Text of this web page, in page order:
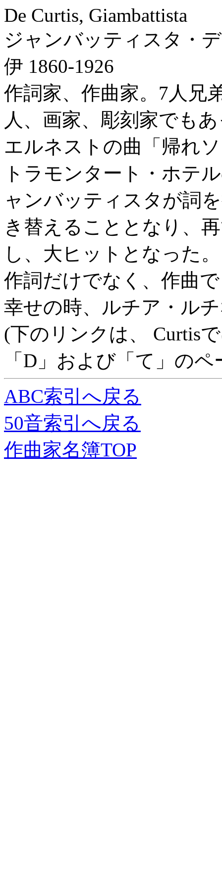
De Curtis, Giambattista
ジャンバッティスタ・
伊 1860-1926
作詞家、作曲家。7人兄
人、画家、彫刻家でも
エルネストの曲「帰れ
トラモンタート・ホテ
ャンバッティスタが詞
き替えることとなり、
し、大ヒットとなった。
作詞だけでなく、作曲
幸せの時、ルチア・ル
(下のリンクは、 Curtis
「D」および「て」の
ABC索引へ戻る
50音索引へ戻る
作曲家名簿TOP